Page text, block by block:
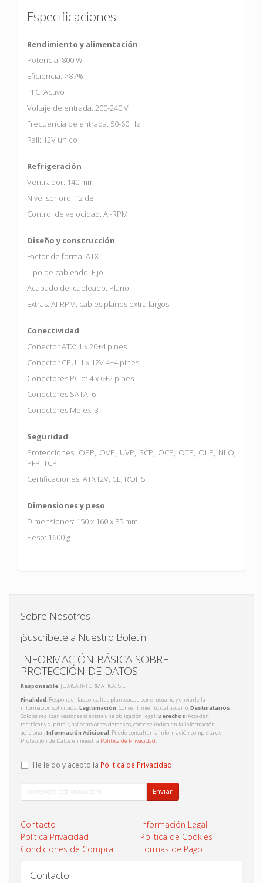
Especificaciones
Rendimiento y alimentación
Potencia: 800 W
Eficiencia: >87%
PFC: Activo
Voltaje de entrada: 200-240 V
Frecuencia de entrada: 50-60 Hz
Raíl: 12V único
Refrigeración
Ventilador: 140 mm
Nivel sonoro: 12 dB
Control de velocidad: AI-RPM
Diseño y construcción
Factor de forma: ATX
Tipo de cableado: Fijo
Acabado del cableado: Plano
Extras: AI-RPM, cables planos extra largos
Conectividad
Conector ATX: 1 x 20+4 pines
Conector CPU: 1 x 12V 4+4 pines
Conectores PCIe: 4 x 6+2 pines
Conectores SATA: 6
Conectores Molex: 3
Seguridad
Protecciones: OPP, OVP, UVP, SCP, OCP, OTP, OLP, NLO,
PFP, TCP
Certificaciones: ATX12V, CE, ROHS
Dimensiones y peso
Dimensiones: 150 x 160 x 85 mm
Peso: 1600 g
Sobre Nosotros
¡Suscríbete a Nuestro Boletín!
INFORMACIÓN BÁSICA SOBRE
PROTECCIÓN DE DATOS
Responsable: JUAISA INFORMATICA, S.L.
Finalidad: Responder las consultas planteadas por el usuario y enviarle la
información solicitada;Legitimación: Consentimiento del usuario;Destinatarios:
Solo se realizan cesiones si existe una obligación legal;Derechos: Acceder,
rectificar y suprimir, así como otros derechos, como se indica en la información
adicional;Información Adicional: Puede consultar la información completa de
Protección de Datos en nuestra Política de Privacidad.
He leído y acepto la Política de Privacidad.
Enviar
Contacto
Información Legal
Política Privacidad
Política de Cookies
Condiciones de Compra
Formas de Pago
Contacto